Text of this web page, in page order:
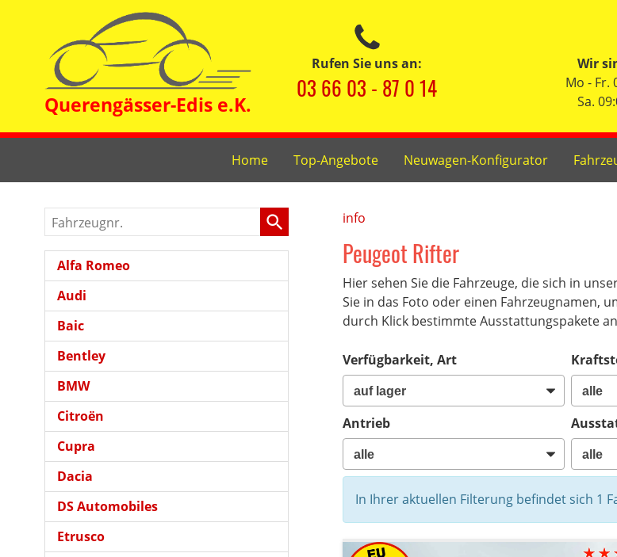
Rufen Sie uns an:
03 66 03 - 87 0 14
Wir
Mo - Fr.
Sa.
Home Top-Angebote Neuwagen-Konfigurator
info
Peugeot Rifter
Hier sehen Sie die Fahrzeuge, die sich in
Sie in das Foto oder einen Fahrzeugnamen,
durch Klick bestimmte Ausstattungspakete
Verfügbarkeit, Art
Antrieb
In Ihrer aktuellen Filterung befindet sich 1
Fahrzeugnr.
Alfa Romeo
Audi
Baic
Bentley
BMW
Citroën
Cupra
Dacia
DS Automobiles
Etrusco